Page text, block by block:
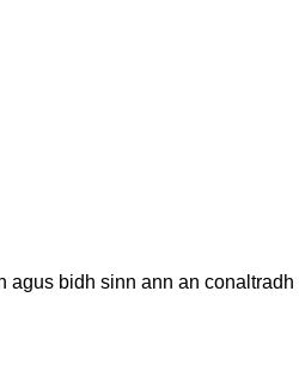
bidh sinn ann an